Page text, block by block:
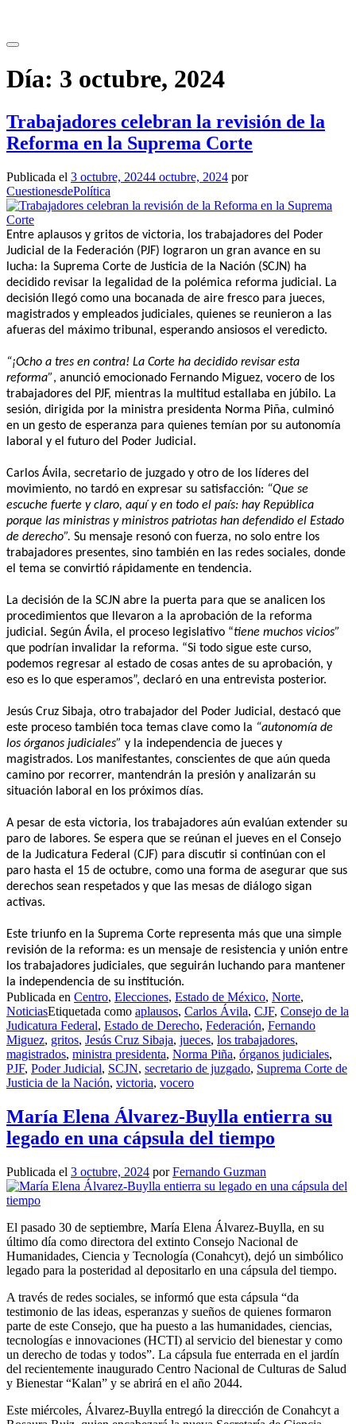
contenido
Día: 3 octubre, 2024
Trabajadores celebran la revisión de la
Reforma en la Suprema Corte
Publicada el 3 octubre, 20244 octubre, 2024 por
CuestionesdePolítica
Entre aplausos y gritos de victoria, los trabajadores del Poder
Judicial de la Federación (PJF) lograron un gran avance en su
lucha: la Suprema Corte de Justicia de la Nación (SCJN) ha
decidido revisar la legalidad de la polémica reforma judicial. La
decisión llegó como una bocanada de aire fresco para jueces,
magistrados y empleados judiciales, quienes se reunieron a las
afueras del máximo tribunal, esperando ansiosos el veredicto.
“¡Ocho a tres en contra! La Corte ha decidido revisar esta
reforma”, anunció emocionado Fernando Miguez, vocero de los
trabajadores del PJF, mientras la multitud estallaba en júbilo. La
sesión, dirigida por la ministra presidenta Norma Piña, culminó
en un gesto de esperanza para quienes temían por su autonomía
laboral y el futuro del Poder Judicial.
Carlos Ávila, secretario de juzgado y otro de los líderes del
movimiento, no tardó en expresar su satisfacción: “Que se
escuche fuerte y claro, aquí y en todo el país: hay República
porque las ministras y ministros patriotas han defendido el Estado
de derecho”. Su mensaje resonó con fuerza, no solo entre los
trabajadores presentes, sino también en las redes sociales, donde
el tema se convirtió rápidamente en tendencia.
La decisión de la SCJN abre la puerta para que se analicen los
procedimientos que llevaron a la aprobación de la reforma
judicial. Según Ávila, el proceso legislativo “tiene muchos vicios”
que podrían invalidar la reforma. “Si todo sigue este curso,
podemos regresar al estado de cosas antes de su aprobación, y
eso es lo que esperamos”, declaró en una entrevista posterior.
Jesús Cruz Sibaja, otro trabajador del Poder Judicial, destacó que
este proceso también toca temas clave como la “autonomía de
los órganos judiciales” y la independencia de jueces y
magistrados. Los manifestantes, conscientes de que aún queda
camino por recorrer, mantendrán la presión y analizarán su
situación laboral en los próximos días.
A pesar de esta victoria, los trabajadores aún evalúan extender su
paro de labores. Se espera que se reúnan el jueves en el Consejo
de la Judicatura Federal (CJF) para discutir si continúan con el
paro hasta el 15 de octubre, como una forma de asegurar que sus
derechos sean respetados y que las mesas de diálogo sigan
activas.
Este triunfo en la Suprema Corte representa más que una simple
revisión de la reforma: es un mensaje de resistencia y unión entre
los trabajadores judiciales, que seguirán luchando para mantener
la independencia de su institución.
Publicada en Centro, Elecciones, Estado de México, Norte,
NoticiasEtiquetada como aplausos, Carlos Ávila, CJF, Consejo de la
Judicatura Federal, Estado de Derecho, Federación, Fernando
Miguez, gritos, Jesús Cruz Sibaja, jueces, los trabajadores,
magistrados, ministra presidenta, Norma Piña, órganos judiciales,
PJF, Poder Judicial, SCJN, secretario de juzgado, Suprema Corte de
Justicia de la Nación, victoria, vocero
María Elena Álvarez-Buylla entierra su
legado en una cápsula del tiempo
Publicada el 3 octubre, 2024 porFernando Guzman
El pasado 30 de septiembre, María Elena Álvarez-Buylla, en su
último día como directora del extinto Consejo Nacional de
Humanidades, Ciencia y Tecnología (Conahcyt), dejó un simbólico
legado para la posteridad al depositarlo en una cápsula del tiempo.
A través de redes sociales, se informó que esta cápsula “da
testimonio de las ideas, esperanzas y sueños de quienes formaron
parte de este Consejo, que ha puesto a las humanidades, ciencias,
tecnologías e innovaciones (HCTI) al servicio del bienestar y como
un derecho de todas y todos”. La cápsula fue enterrada en el jardín
del recientemente inaugurado Centro Nacional de Culturas de Salud
y Bienestar “Kalan” y se abrirá en el año 2044.
Este miércoles, Álvarez-Buylla entregó la dirección de Conahcyt a